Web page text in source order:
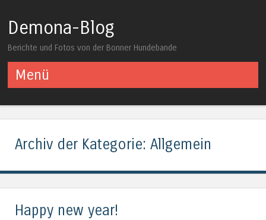
Demona-Blog
Berichte und Fotos von der Bonner Hundebande
Menü
Archiv der Kategorie: Allgemein
Happy new year!